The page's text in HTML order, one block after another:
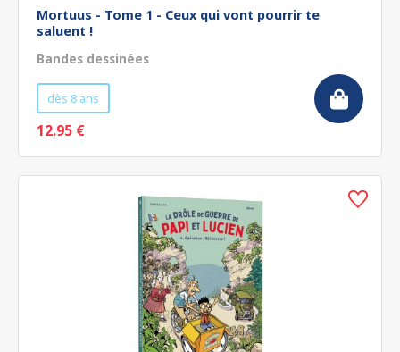
Mortuus - Tome 1 - Ceux qui vont pourrir te
saluent !
Bandes dessinées
dès 8 ans
12.95 €